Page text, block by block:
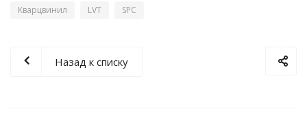
Кварцвинил LVT SPC
Назад к списку